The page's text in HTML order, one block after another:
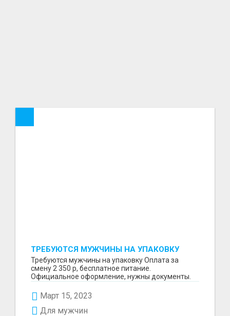
ТРЕБУЮТСЯ МУЖЧИНЫ НА УПАКОВКУ
Требуются мужчины на упаковку Оплата за
смену 2 350 р, бесплатное питание.
Официальное оформление, нужны документы.
Март 15, 2023
Для мужчин